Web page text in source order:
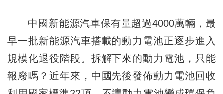
中國新能源汽車保有量超過4000萬輛，最
早一批新能源汽車搭載的動力電池正逐步進入
規模化退役階段。拆解下來的動力電池，只能
報廢嗎？近年來，中國先後發佈動力電池回收